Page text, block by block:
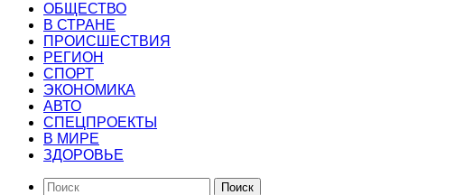
ОБЩЕСТВО
В СТРАНЕ
ПРОИСШЕСТВИЯ
РЕГИОН
CПОРТ
ЭКОНОМИКА
АВТО
СПЕЦПРОЕКТЫ
В МИРЕ
ЗДОРОВЬЕ
Поиск